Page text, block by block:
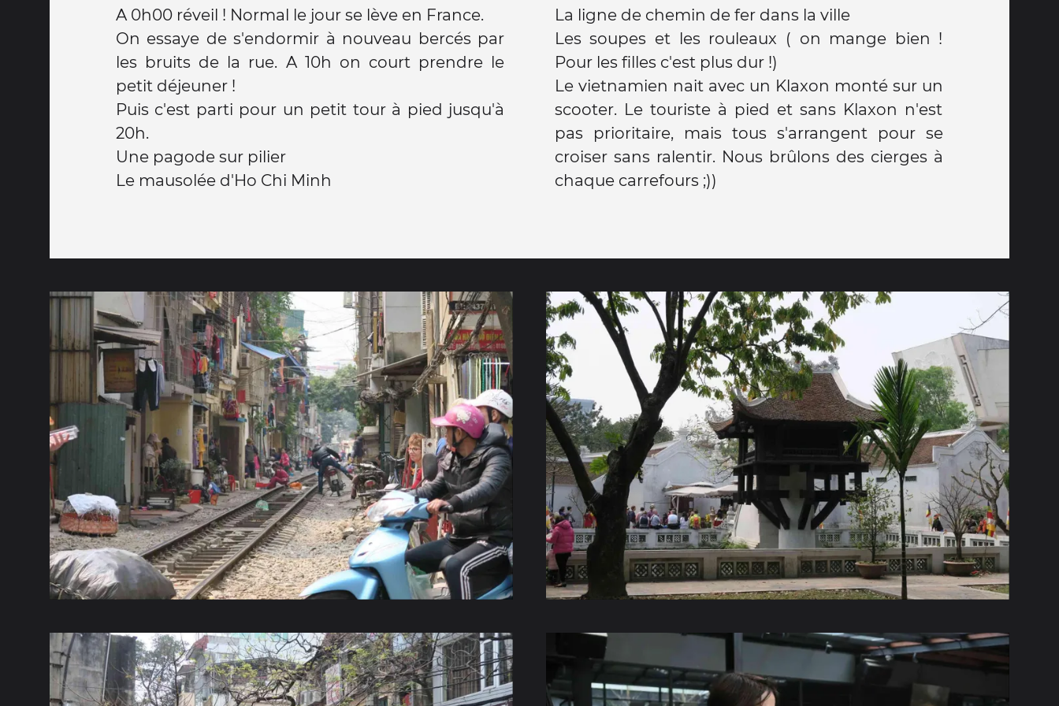
A 0h00 réveil ! Normal le jour se lève en France.
On essaye de s'endormir à nouveau bercés par
les bruits de la rue. A 10h on court prendre le
petit déjeuner !
Puis c'est parti pour un petit tour à pied jusqu'à
20h.
Une pagode sur pilier
Le mausolée d'Ho Chi Minh
La ligne de chemin de fer dans la ville
Les soupes et les rouleaux ( on mange bien !
Pour les filles c'est plus dur !)
Le vietnamien nait avec un Klaxon monté sur un
scooter. Le touriste à pied et sans Klaxon n'est
pas prioritaire, mais tous s'arrangent pour se
croiser sans ralentir. Nous brûlons des cierges à
chaque carrefours ;))